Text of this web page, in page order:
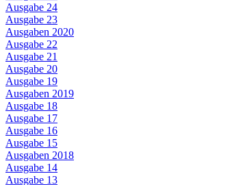
Ausgabe 24
Ausgabe 23
Ausgaben 2020
Ausgabe 22
Ausgabe 21
Ausgabe 20
Ausgabe 19
Ausgaben 2019
Ausgabe 18
Ausgabe 17
Ausgabe 16
Ausgabe 15
Ausgaben 2018
Ausgabe 14
Ausgabe 13